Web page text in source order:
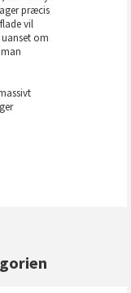
præcis
vil
om